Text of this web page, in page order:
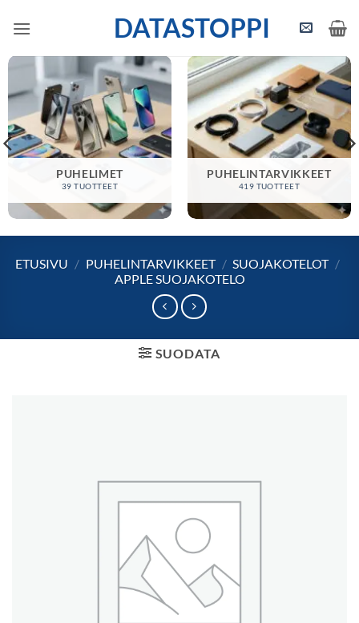
DATASTOPPI
PUHELIMET
39 TUOTTEET
PUHELINTARVIKKEET
419 TUOTTEET
ETUSIVU / PUHELINTARVIKKEET / SUOJAKOTELOT /
APPLE SUOJAKOTELO
SUODATA